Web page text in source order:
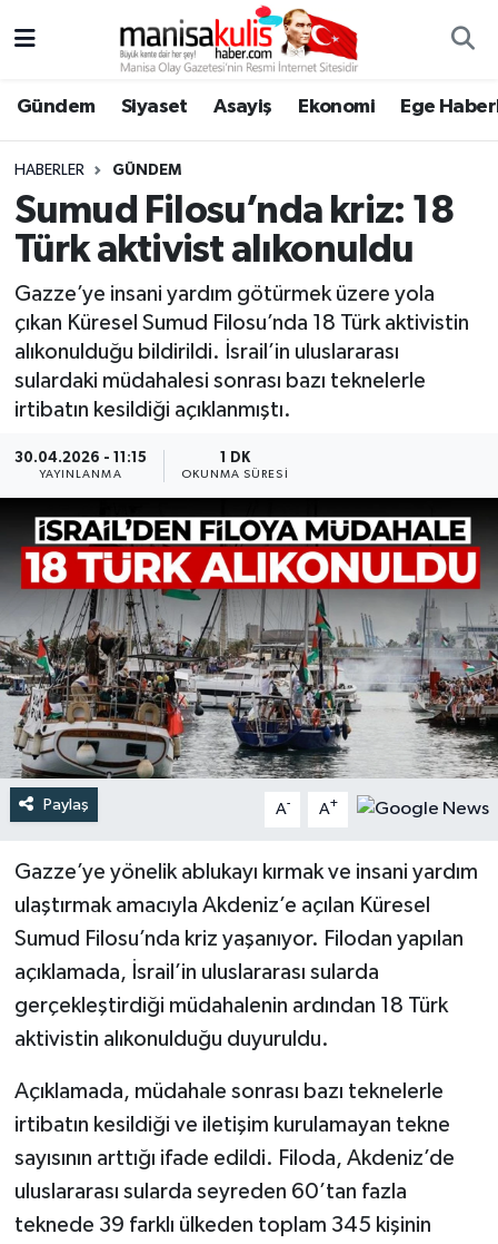
Gündem Siyaset Asayiş Ekonomi Ege
HABERLER GÜNDEM
Sumud Filosu’nda kriz: 18
Türk aktivist alıkonuldu
Gazze’ye insani yardım götürmek üzere yola
çıkan Küresel Sumud Filosu’nda 18 Türk aktivistin
alıkonulduğu bildirildi. İsrail’in uluslararası
sulardaki müdahalesi sonrası bazı teknelerle
irtibatın kesildiği açıklanmıştı.
30.04.2026 - 11:15
YAYINLANMA
1 DK
OKUNMA SÜRESI
Paylaş A- A+
Gazze’ye yönelik ablukayı kırmak ve insani yardım
ulaştırmak amacıyla Akdeniz’e açılan Küresel
Sumud Filosu’nda kriz yaşanıyor. Filodan yapılan
açıklamada, İsrail’in uluslararası sularda
gerçekleştirdiği müdahalenin ardından 18 Türk
aktivistin alıkonulduğu duyuruldu.
Açıklamada, müdahale sonrası bazı teknelerle
irtibatın kesildiği ve iletişim kurulamayan tekne
sayısının arttığı ifade edildi. Filoda, Akdeniz’de
uluslararası sularda seyreden 60’tan fazla
teknede 39 farklı ülkeden toplam 345 kişinin
Ege Haberleri
Ekonomi
Genel
Gündem
Resmi İlan
Spor
Türkiye
Yaşam
Yunusemre Hava Durumu
Yunusemre Trafik Yoğunluk Haritası
Süper Lig Puan Durumu ve Fikstür
Tüm Manşetler
Son Dakika Haberleri
Haber Arşivi